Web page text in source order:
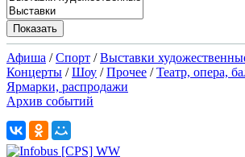
Афиша /Спорт /Выставки
Концерты /Шоу /Прочее /Театр, опера,
Ярмарки, распродажи
Архив событий